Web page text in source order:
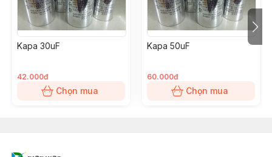
Kapa 30uF
42.000đ
Chọn mua
Kapa 50uF
60.000đ
Chọn mua